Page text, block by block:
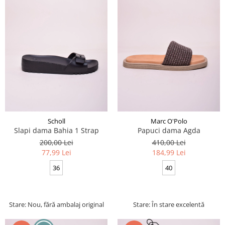
Scholl
Slapi dama Bahia 1 Strap
200,00 Lei
77,99 Lei
36
Stare: Nou, fără ambalaj original
Marc O'Polo
Papuci dama Agda
410,00 Lei
184,99 Lei
40
Stare: În stare excelentă